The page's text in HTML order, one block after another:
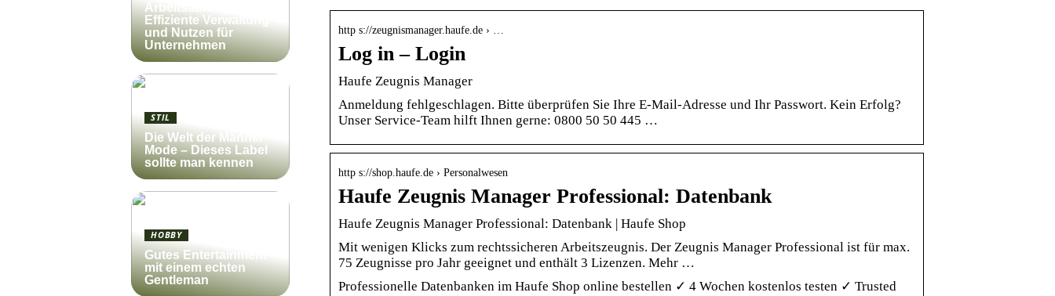
http s://zeugnismanager.haufe.de › …
Log in – Login
Haufe Zeugnis Manager
Anmeldung fehlgeschlagen. Bitte überprüfen Sie Ihre E-Mail-Adresse und Ihr Passwort. Kein Erfolg?
Unser Service-Team hilft Ihnen gerne: 0800 50 50 445 …
http s://shop.haufe.de › Personalwesen
Haufe Zeugnis Manager Professional: Datenbank
Haufe Zeugnis Manager Professional: Datenbank | Haufe Shop
Mit wenigen Klicks zum rechtssicheren Arbeitszeugnis. Der Zeugnis Manager Professional ist für max.
75 Zeugnisse pro Jahr geeignet und enthält 3 Lizenzen. Mehr …
Professionelle Datenbanken im Haufe Shop online bestellen ✓ 4 Wochen kostenlos testen ✓ Trusted
Arbeitsauftrag:
Effiziente Verwaltung
und Nutzen für
Unternehmen
STIL
Die Welt der Männer-
Mode – Dieses Label
sollte man kennen
HOBBY
Gutes Entertainment
mit einem echten
Gentleman